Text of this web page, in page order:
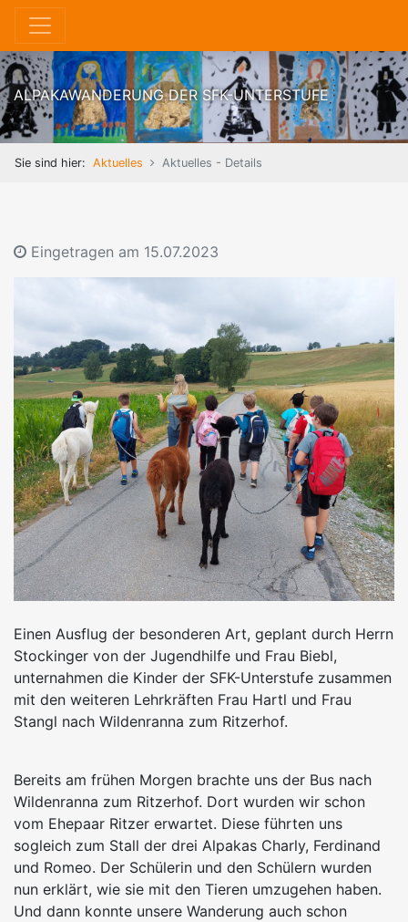
ALPAKAWANDERUNG DER SFK-UNTERSTUFE
Sie sind hier: Aktuelles Aktuelles - Details
Eingetragen am 15.07.2023
Einen Ausflug der besonderen Art, geplant durch Herrn
Stockinger von der Jugendhilfe und Frau Biebl,
unternahmen die Kinder der SFK-Unterstufe zusammen
mit den weiteren Lehrkräften Frau Hartl und Frau
Stangl nach Wildenranna zum Ritzerhof.
Bereits am frühen Morgen brachte uns der Bus nach
Wildenranna zum Ritzerhof. Dort wurden wir schon
vom Ehepaar Ritzer erwartet. Diese führten uns
sogleich zum Stall der drei Alpakas Charly, Ferdinand
und Romeo. Der Schülerin und den Schülern wurden
nun erklärt, wie sie mit den Tieren umzugehen haben.
Und dann konnte unsere Wanderung auch schon